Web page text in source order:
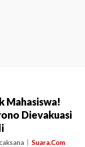
Mahasiswa!
Dievakuasi
Suara.Com